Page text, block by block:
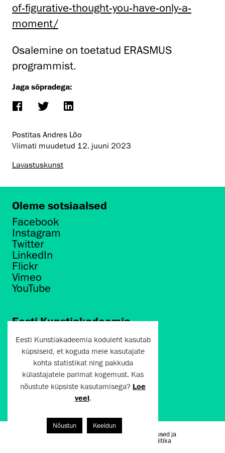
of-figurative-thought-you-have-only-a-
moment/
Osalemine on toetatud ERASMUS
programmist.
Jaga sõpradega:
Postitas Andres Lõo
Viimati muudetud 12. juuni 2023
Lavastuskunst
Oleme sotsiaalsed
Facebook
Instagram
Twitter
LinkedIn
Flickr
Vimeo
YouTube
Eesti Kunstiakadeemia
Põhja puiestee 7
Tallinn 10412
artun@artun.ee
+372 6267301
Liitu uudiskirjaga!
Kasutustingimused ja
privaatsuspoliitika
Eesti Kunstiakadeemia koduleht kasutab
küpsiseid, et koguda meie kasutajate
kohta statistikat ning pakkuda
külastajatele parimat kogemust. Kas
nõustute küpsiste kasutamisega? Loe
veel.
Nõustun Keeldun